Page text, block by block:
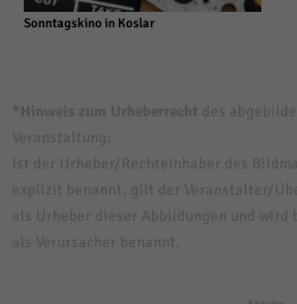
Sonntagskino in Koslar